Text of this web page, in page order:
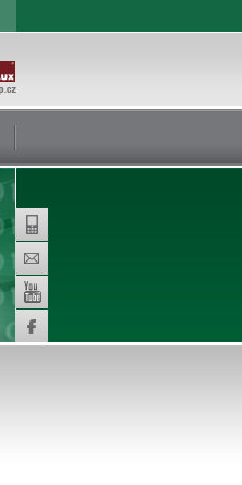
Telefon
E-
mail
Youtube